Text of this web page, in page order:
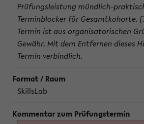
Prüfungsleistung mündlich-
Terminblocker für Gesamtkohorte.
Termin ist aus organisatorischen
Gewähr. Mit dem Entfernen dieses
Termin verbindlich.
SkillsLab